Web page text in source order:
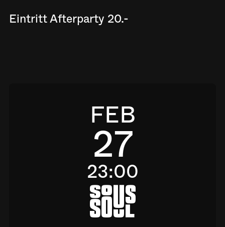
Eintritt Afterparty 20.-
FEB
27
23:00
a